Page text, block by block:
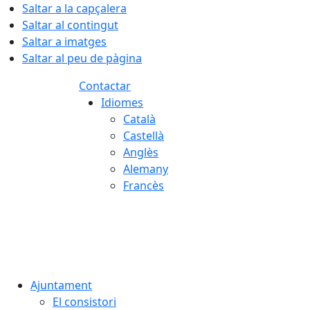
Saltar a la capçalera
Saltar al contingut
Saltar a imatges
Saltar al peu de pàgina
Contactar
Idiomes
Català
Castellà
Anglès
Alemany
Francès
Ajuntament
El consistori